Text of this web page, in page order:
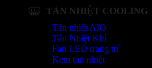
TẢN NHIỆT COOLING
Tản nhiệt AIO
Tản Nhiệt Khí
Fan LED trang trí
Kem tản nhiệt